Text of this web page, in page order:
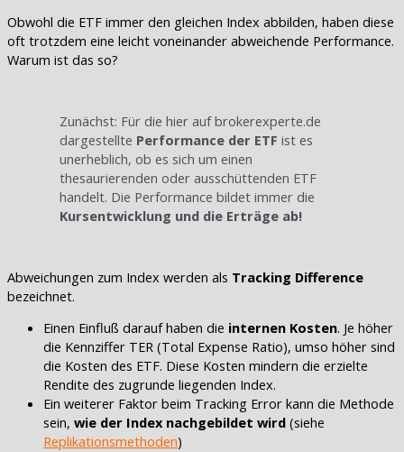
Obwohl die ETF immer den gleichen Index abbilden, haben diese
oft trotzdem eine leicht voneinander abweichende Performance.
Warum ist das so?
Zunächst: Für die hier auf brokerexperte.de
dargestellte Performance der ETF ist es
unerheblich, ob es sich um einen
thesaurierenden oder ausschüttenden ETF
handelt. Die Performance bildet immer die
Kursentwicklung und die Erträge ab!
Abweichungen zum Index werden als Tracking Difference
bezeichnet.
Einen Einfluß darauf haben die internen Kosten. Je höher
die Kennziffer TER (Total Expense Ratio), umso höher sind
die Kosten des ETF. Diese Kosten mindern die erzielte
Rendite des zugrunde liegenden Index.
Ein weiterer Faktor beim Tracking Error kann die Methode
sein, wie der Index nachgebildet wird (siehe
Replikationsmethoden)